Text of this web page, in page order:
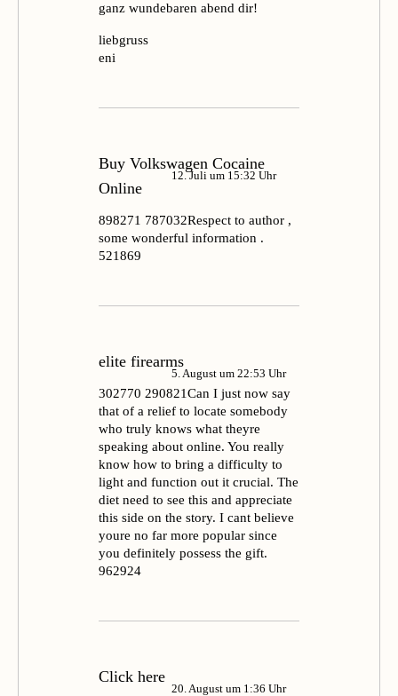
ganz wundebaren abend dir!
liebgruss
eni
Buy Volkswagen Cocaine
Online
12. Juli um 15:32 Uhr
898271 787032Respect to author ,
some wonderful information .
521869
elite firearms
5. August um 22:53 Uhr
302770 290821Can I just now say
that of a relief to locate somebody
who truly knows what theyre
speaking about online. You really
know how to bring a difficulty to
light and function out it crucial. The
diet need to see this and appreciate
this side on the story. I cant believe
youre no far more popular since
you definitely possess the gift.
962924
Click here
20. August um 1:36 Uhr